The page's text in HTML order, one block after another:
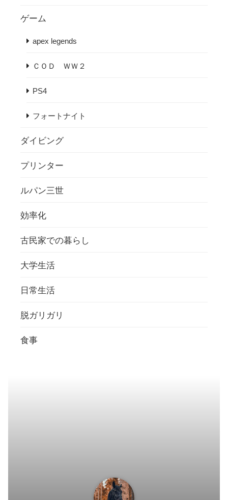
ゲーム
apex legends
ＣＯＤ ＷＷ２
PS4
フォートナイト
ダイビング
プリンター
ルパン三世
効率化
古民家での暮らし
大学生活
日常生活
脱ガリガリ
食事